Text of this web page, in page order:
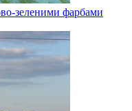
зеленими фарбами